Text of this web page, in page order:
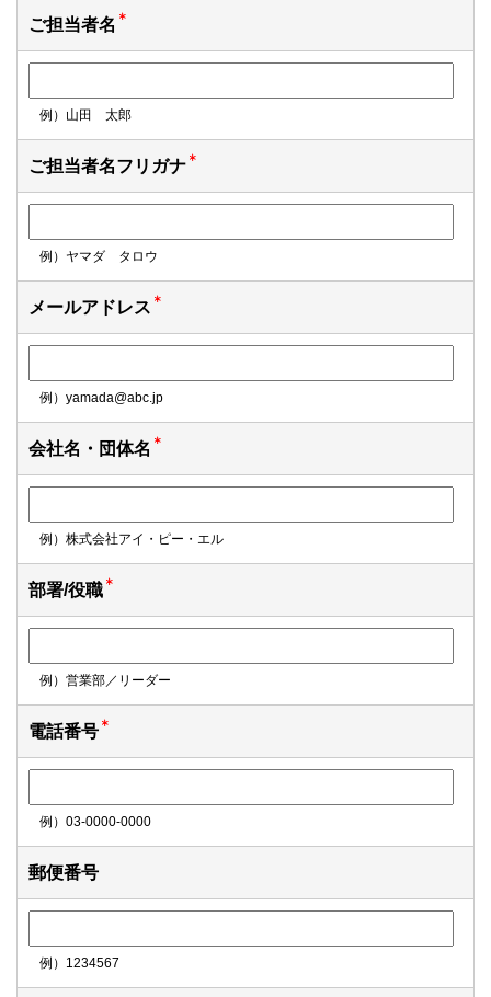
ご担当者名
例）山田 太郎
ご担当者名フリガナ
例）ヤマダ タロウ
メールアドレス
例）yamada@abc.jp
会社名・団体名
例）株式会社アイ・ピー・エル
部署/役職
例）営業部／リーダー
電話番号
例）03-0000-0000
郵便番号
例）1234567